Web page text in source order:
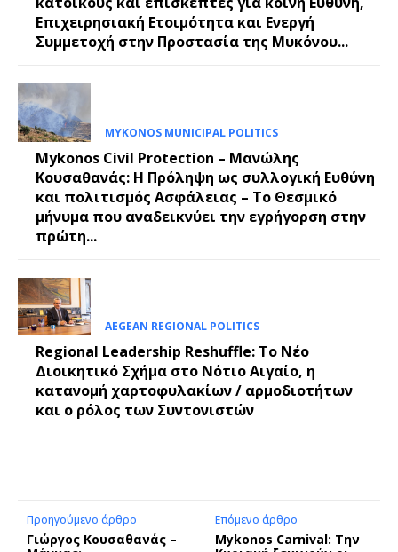
Επιχειρησιακή Ετοιμότητα και Ενεργή
Συμμετοχή στην Προστασία της Μυκόνου...
MYKONOS MUNICIPAL POLITICS
Mykonos Civil Protection – Μανώλης
Κουσαθανάς: Η Πρόληψη ως συλλογική Ευθύνη
και πολιτισμός Ασφάλειας – Το Θεσμικό
μήνυμα που αναδεικνύει την εγρήγορση στην
πρώτη...
AEGEAN REGIONAL POLITICS
Regional Leadership Reshuffle: Το Νέο
Διοικητικό Σχήμα στο Νότιο Αιγαίο, η
κατανομή χαρτοφυλακίων / αρμοδιοτήτων
και ο ρόλος των Συντονιστών
Προηγούμενο άρθρο
Γιώργος Κουσαθανάς –
Επόμενο άρθρο
Mykonos Carnival: Την